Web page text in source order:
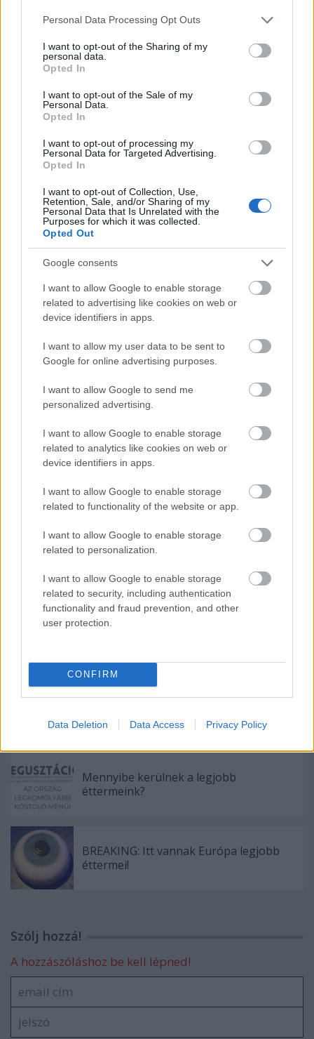
Please note that this website/app uses one or more Google
not limited to your visit or usage behaviour. You may click to
grant or deny consent to Google and its third-party tags to
use your data for below specified purposes in below Google
consent section.
Personal Data Processing Opt Outs
I want to opt-out of the Sharing of my
personal data.
Opted In
I want to opt-out of the Sale of my
Personal Data.
Opted In
I want to opt-out of processing my
Personal Data for Targeted Advertising.
Opted In
I want to opt-out of Collection, Use,
Retention, Sale, and/or Sharing of my
Personal Data that Is Unrelated with the
Purposes for which it was collected.
Opted Out
Google consents
I want to allow Google to enable storage
related to advertising like cookies on web or
device identifiers in apps.
I want to allow my user data to be sent to
Google for online advertising purposes.
I want to allow Google to send me
personalized advertising.
I want to allow Google to enable storage
related to analytics like cookies on web or
device identifiers in apps.
I want to allow Google to enable storage
related to functionality of the website or app.
I want to allow Google to enable storage
related to personalization.
I want to allow Google to enable storage
related to security, including authentication
functionality and fraud prevention, and other
user protection.
CONFIRM
Data Deletion Data Access Privacy Policy
A vacsora brutálisan jó volt, jönnek majd még a
részletek, és azért sikerült eljutni pár izgalmas
helyre, például egy szarvasgomba-feldolgozóba és a
modenai balzsamecet múzeumba, ahol termelés is
Címkék:olasz videó étel étterem
nyújtás
michelin csillag tortellini bologna savigno amerigo
Ajánlott bejegyzések:
Fagyik, pizzák, torták, kávék, sütemények
Mennyibe kerülnek a legjobb
éttermeink?
BREAKING: Itt vannak Európa legjobb
éttermei!
Szólj hozzá!
A hozzászóláshoz be kell lépned!